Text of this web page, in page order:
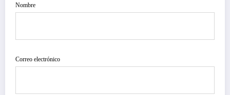
Nombre
Correo electrónico